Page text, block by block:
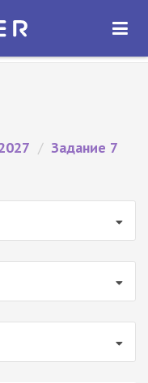
ОТКРЫТЬ
/ Задание 7